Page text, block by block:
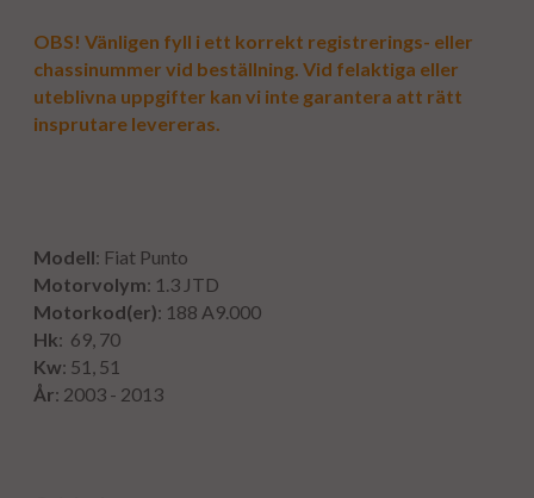
OBS! Vänligen fyll i ett korrekt registrerings- eller
chassinummer vid beställning. Vid felaktiga eller
uteblivna uppgifter kan vi inte garantera att rätt
insprutare levereras.
Modell: Fiat Punto
Motorvolym: 1.3 JTD
Motorkod(er): 188 A9.000
Hk: 69, 70
Kw: 51, 51
År: 2003 - 2013